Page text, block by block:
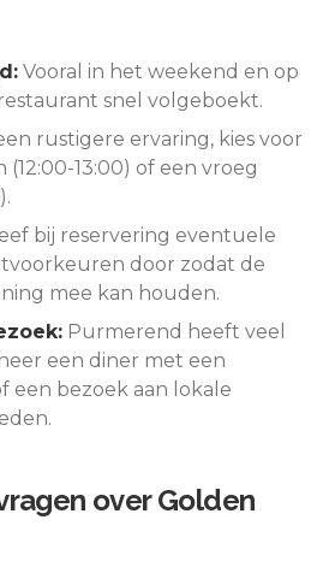
Vooral in het weekend en op
snel volgeboekt.
rustigere ervaring, kies voor
13:00) of een vroeg
bij reservering eventuele
door zodat de
mee kan houden.
Purmerend heeft veel
een diner met een
een bezoek aan lokale
overGolden